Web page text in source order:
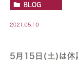
BLOG
2021.05.10
5月15日(土)は休